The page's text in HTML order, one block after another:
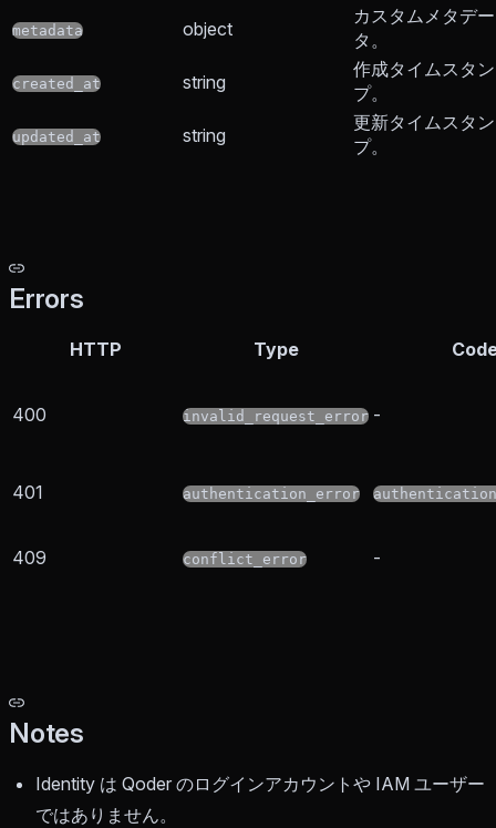
metadata object
カスタムメタデー
タ。
created_at string
作成タイムスタン
プ。
updated_at string
更新タイムスタン
プ。
Errors
HTTP Type
400 invalid_request_error -
401 authentication_error
409 conflict_error -
Notes
Identity は Qoder のログインアカウントや IAM ユーザー
ではありません。